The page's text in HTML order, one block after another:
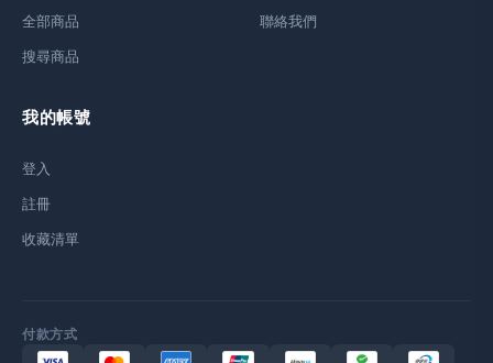
全部商品
搜尋商品
聯絡我們
我的帳號
登入
註冊
收藏清單
付款方式